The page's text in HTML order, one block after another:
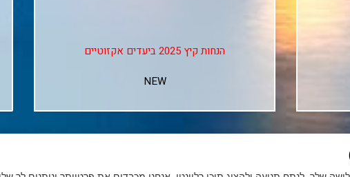
↓↓↓
Club Med Les Arcs Panorama